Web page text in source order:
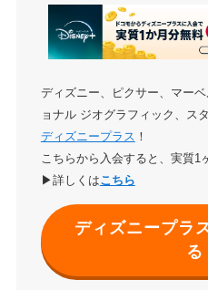
ディズニー、ピクサー、マー
ョナル ジオグラフィック、ス
ディズニープラス ！
こちらから入会すると、実質1
▶詳しくはこちら
ディズニープラ
る